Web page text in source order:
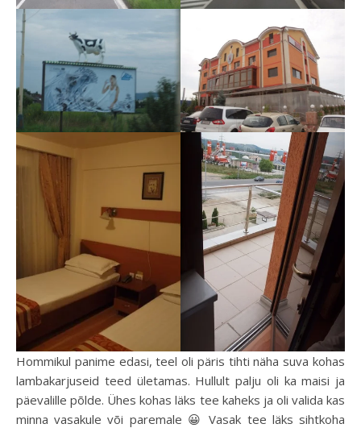
Hommikul panime edasi, teel oli päris tihti näha suva kohas
lambakarjuseid teed ületamas. Hullult palju oli ka maisi ja
päevalille põlde. Ühes kohas läks tee kaheks ja oli valida kas
minna vasakule või paremale 😀 Vasak tee läks sihtkoha